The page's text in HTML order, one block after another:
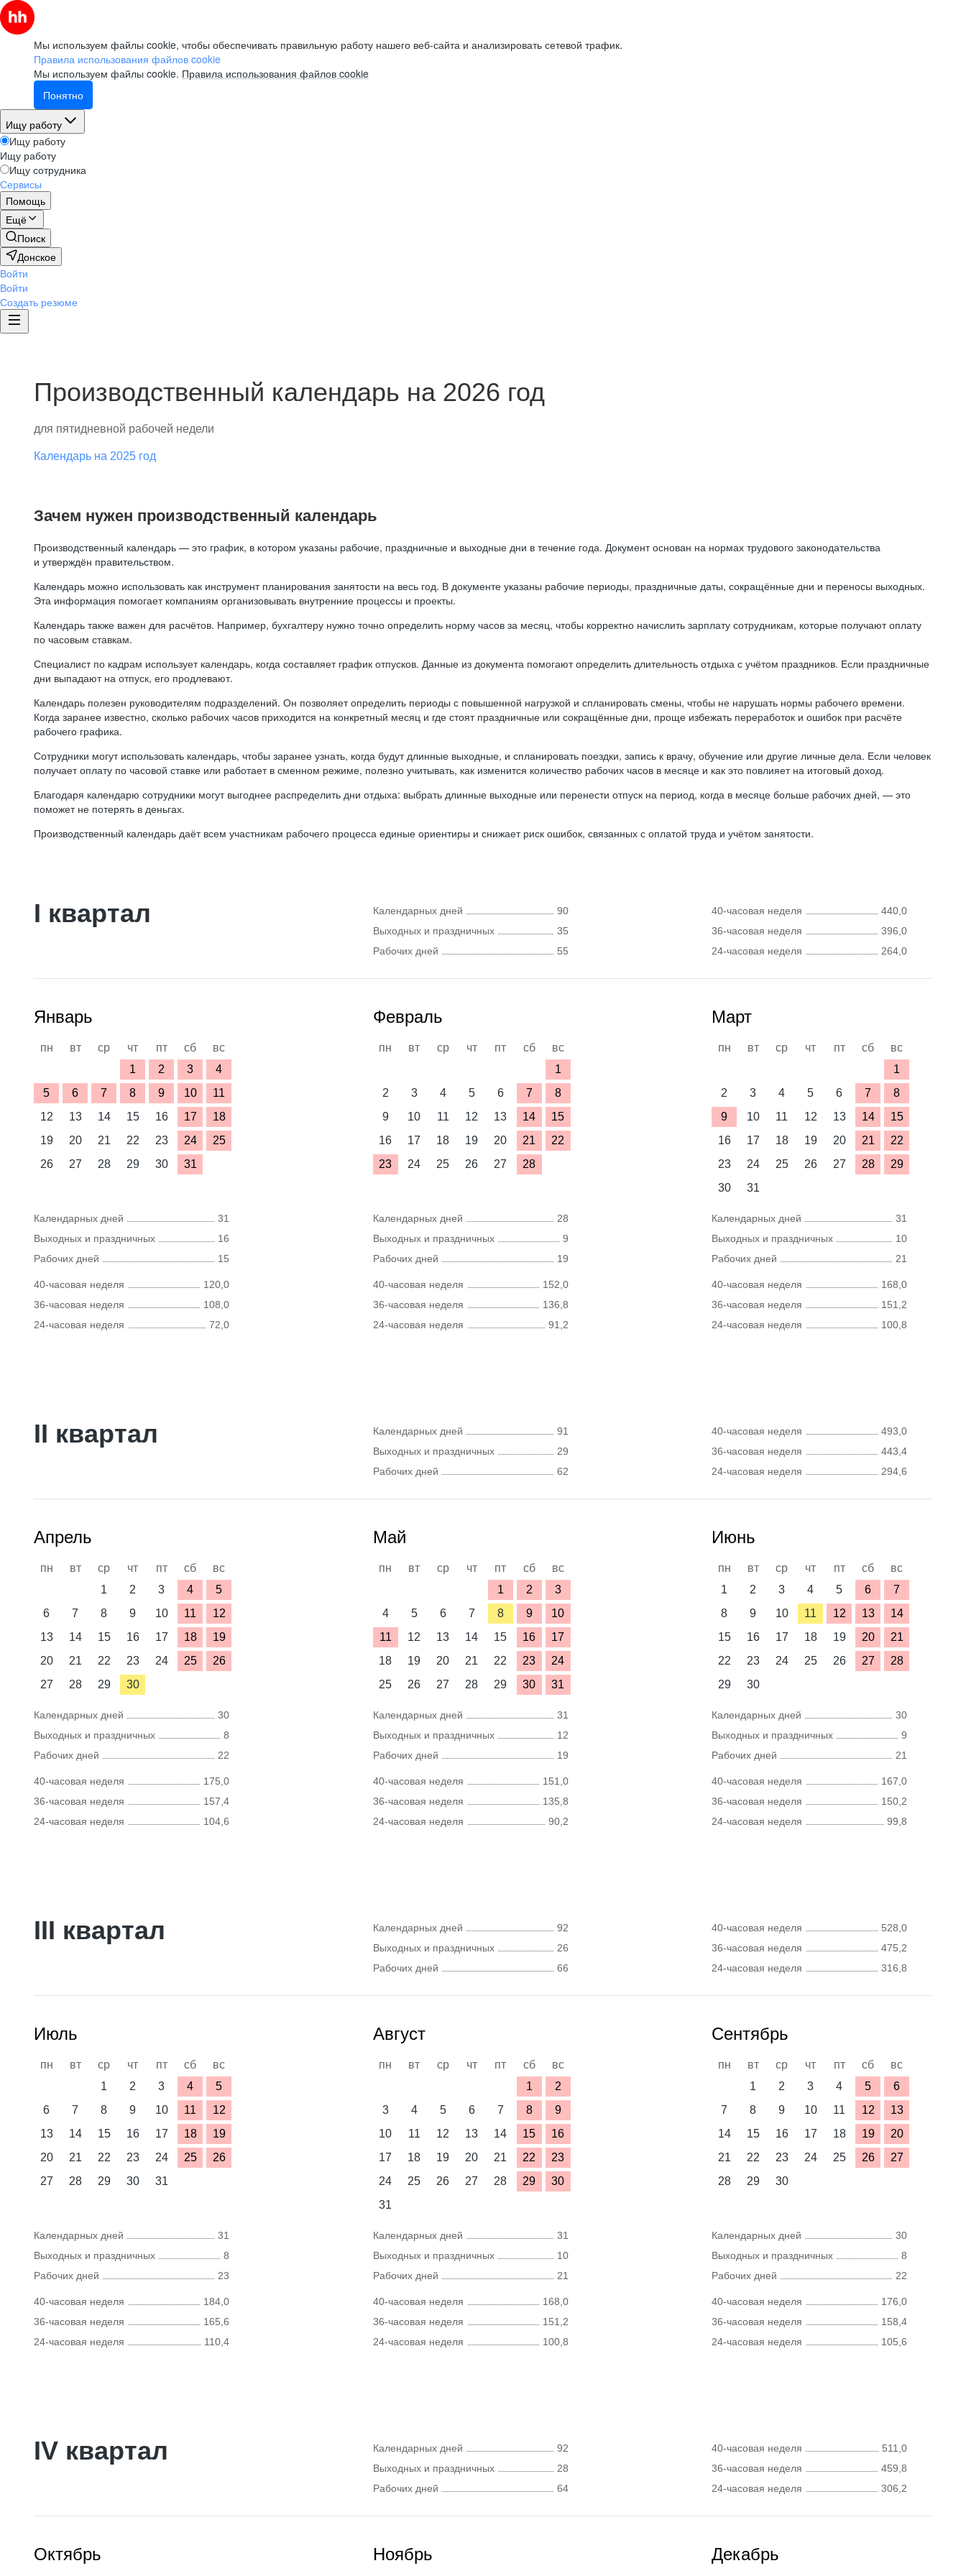
Мы используем файлы cookie, чтобы обеспечивать правильную работу нашего веб-сайта и анализировать сетевой трафик.
Правила использования файлов cookie
Мы используем файлы cookie. Правила использования файлов cookie
Понятно
Ищу работу
Ищу работу
Ищу работу
Ищу сотрудника
Сервисы
Помощь
Ещё
Поиск
Донское
Войти
Войти
Создать резюме
Производственный календарь на 2026 год
для пятидневной рабочей недели
Календарь на 2025 год
Зачем нужен производственный календарь
Производственный календарь — это график, в котором указаны рабочие, праздничные и выходные дни в течение года. Документ основан на нормах трудового законодательства
и утверждён правительством.
Календарь можно использовать как инструмент планирования занятости на весь год. В документе указаны рабочие периоды, праздничные даты, сокращённые дни и переносы выходных.
Эта информация помогает компаниям организовывать внутренние процессы и проекты.
Календарь также важен для расчётов. Например, бухгалтеру нужно точно определить норму часов за месяц, чтобы корректно начислить зарплату сотрудникам, которые получают оплату
по часовым ставкам.
Специалист по кадрам использует календарь, когда составляет график отпусков. Данные из документа помогают определить длительность отдыха с учётом праздников. Если праздничные
дни выпадают на отпуск, его продлевают.
Календарь полезен руководителям подразделений. Он позволяет определить периоды с повышенной нагрузкой и спланировать смены, чтобы не нарушать нормы рабочего времени.
Когда заранее известно, сколько рабочих часов приходится на конкретный месяц и где стоят праздничные или сокращённые дни, проще избежать переработок и ошибок при расчёте
рабочего графика.
Сотрудники могут использовать календарь, чтобы заранее узнать, когда будут длинные выходные, и спланировать поездки, запись к врачу, обучение или другие личные дела. Если человек
получает оплату по часовой ставке или работает в сменном режиме, полезно учитывать, как изменится количество рабочих часов в месяце и как это повлияет на итоговый доход.
Благодаря календарю сотрудники могут выгоднее распределить дни отдыха: выбрать длинные выходные или перенести отпуск на период, когда в месяце больше рабочих дней, — это
поможет не потерять в деньгах.
Производственный календарь даёт всем участникам рабочего процесса единые ориентиры и снижает риск ошибок, связанных с оплатой труда и учётом занятости.
I квартал Календарных дней
90
Выходных и праздничных
35
Рабочих дней
55
40-часовая неделя
440,0
36-часовая неделя
396,0
24-часовая неделя
264,0
Январь
пн вт ср чт пт сб
вс
1
2 3
4
5
6 7 8 9 10
11
12
13 14 15 16 17
18
19
20 21 22 23 24
25
26
27 28 29 30 31
Календарных дней
31
Выходных и праздничных
16
Рабочих дней
15
40-часовая неделя
120,0
36-часовая неделя
108,0
24-часовая неделя
72,0
Февраль
пн вт ср чт пт сб
вс
1
2
3 4 5 6 7
8
9
10 11 12 13 14
15
16
17 18 19 20 21
22
23
24 25 26 27 28
Календарных дней
28
Выходных и праздничных
9
Рабочих дней
19
40-часовая неделя
152,0
36-часовая неделя
136,8
24-часовая неделя
91,2
Март
пн вт ср чт пт сб
вс
1
2
3 4 5 6 7
8
9
10 11 12 13 14
15
16
17 18 19 20 21
22
23
24 25 26 27 28
29
30
31
Календарных дней
31
Выходных и праздничных
10
Рабочих дней
21
40-часовая неделя
168,0
36-часовая неделя
151,2
24-часовая неделя
100,8
II квартал Календарных дней
91
Выходных и праздничных
29
Рабочих дней
62
40-часовая неделя
493,0
36-часовая неделя
443,4
24-часовая неделя
294,6
Апрель
пн вт ср чт пт сб
вс
1
2 3 4
5
6
7 8 9 10 11
12
13
14 15 16 17 18
19
20
21 22 23 24 25
26
27
28 29 30
Календарных дней
30
Выходных и праздничных
8
Рабочих дней
22
40-часовая неделя
175,0
36-часовая неделя
157,4
24-часовая неделя
104,6
Май
пн вт ср чт пт сб
вс
1
2
3
4
5 6 7 8 9
10
11
12 13 14 15 16
17
18
19 20 21 22 23
24
25
26 27 28 29 30 31
Календарных дней
31
Выходных и праздничных
12
Рабочих дней
19
40-часовая неделя
151,0
36-часовая неделя
135,8
24-часовая неделя
90,2
Июнь
пн вт ср чт пт сб
вс
1
2 3 4 5 6
7
8
9 10 11 12 13
14
15
16 17 18 19 20
21
22
23 24 25 26 27
28
29
30
Календарных дней
30
Выходных и праздничных
9
Рабочих дней
21
40-часовая неделя
167,0
36-часовая неделя
150,2
24-часовая неделя
99,8
III квартал Календарных дней
92
Выходных и праздничных
26
Рабочих дней
66
40-часовая неделя
528,0
36-часовая неделя
475,2
24-часовая неделя
316,8
Июль
пн вт ср чт пт сб
вс
1
2 3 4
5
6
7 8 9 10 11
12
13
14 15 16 17 18
19
20
21 22 23 24 25
26
27
28 29 30 31
Календарных дней
31
Выходных и праздничных
8
Рабочих дней
23
40-часовая неделя
184,0
36-часовая неделя
165,6
24-часовая неделя
110,4
Август
пн вт ср чт пт сб
вс
1
2
3
4 5 6 7 8
9
10
11 12 13 14 15
16
17
18 19 20 21 22
23
24
25 26 27 28 29
30
31
Календарных дней
31
Выходных и праздничных
10
Рабочих дней
21
40-часовая неделя
168,0
36-часовая неделя
151,2
24-часовая неделя
100,8
Сентябрь
пн вт ср чт пт сб
вс
1
2 3 4 5
6
7
8 9 10 11 12
13
14
15 16 17 18 19
20
21
22 23 24 25 26
27
28
29 30
Календарных дней
30
Выходных и праздничных
8
Рабочих дней
22
40-часовая неделя
176,0
36-часовая неделя
158,4
24-часовая неделя
105,6
IV квартал Календарных дней
92
Выходных и праздничных
28
Рабочих дней
64
40-часовая неделя
511,0
36-часовая неделя
459,8
24-часовая неделя
306,2
Октябрь Ноябрь Декабрь